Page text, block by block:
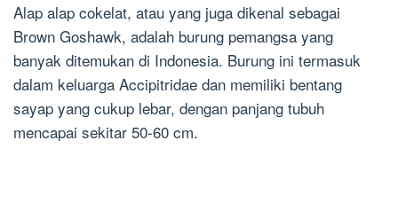
Alap alap cokelat, atau yang juga dikenal sebagai
Brown Goshawk, adalah burung pemangsa yang
banyak ditemukan di Indonesia. Burung ini termasuk
dalam keluarga Accipitridae dan memiliki bentang
sayap yang cukup lebar, dengan panjang tubuh
mencapai sekitar 50-60 cm.